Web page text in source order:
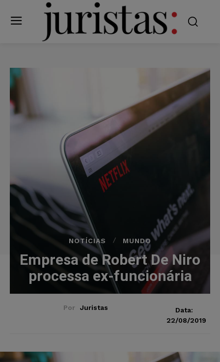
NOTÍCIAS MUNDO
Empresa de Robert De Niro
processa ex-funcionária
Por Juristas
Data:
22/08/2019